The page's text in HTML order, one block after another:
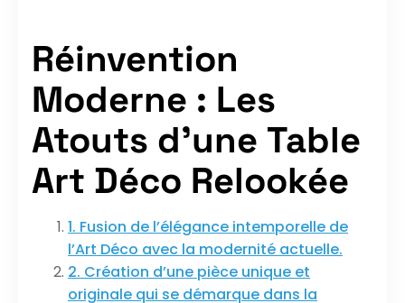
Réinvention
Moderne : Les
Atouts d’une Table
Art Déco Relookée
1. Fusion de l’élégance intemporelle de
l’Art Déco avec la modernité actuelle.
2. Création d’une pièce unique et
originale qui se démarque dans la